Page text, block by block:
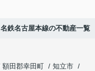
名鉄名古屋本線の不動産一覧
額田郡幸田町
知立市